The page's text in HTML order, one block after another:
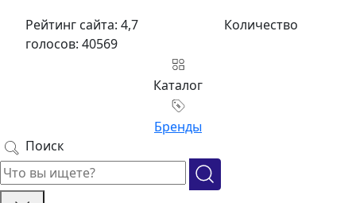
Рейтинг сайта: 4,7
Количество
голосов: 40569
Каталог
Бренды
Поиск